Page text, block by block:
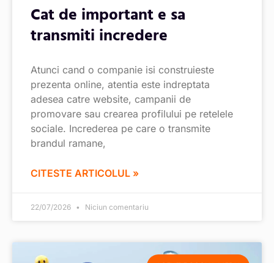
Cat de important e sa
transmiti incredere
Atunci cand o companie isi construieste
prezenta online, atentia este indreptata
adesea catre website, campanii de
promovare sau crearea profilului pe retelele
sociale. Increderea pe care o transmite
brandul ramane,
CITESTE ARTICOLUL »
22/07/2026 Niciun comentariu